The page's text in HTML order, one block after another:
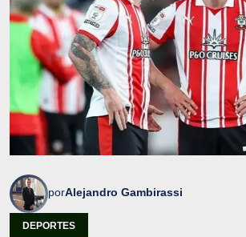
porAlejandro Gambirassi
DEPORTES